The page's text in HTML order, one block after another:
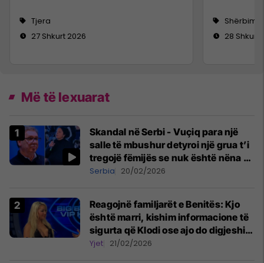
Tjera
27 Shkurt 2026
28 Shkurt
Më të lexuarat
Skandal në Serbi - Vuçiq para një
salle të mbushur detyroi një grua t’i
tregojë fëmijës se nuk është nëna e
tij
Serbia 20/02/2026
Reagojnë familjarët e Benitës: Kjo
është marri, kishim informacione të
sigurta që Klodi ose ajo do digjeshin
për Hygertën
Yjet 21/02/2026